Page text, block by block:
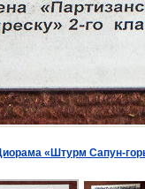
«Штурм Сапун-